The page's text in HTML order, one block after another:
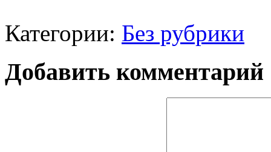
Категории: Без рубрики
Добавить комментарий